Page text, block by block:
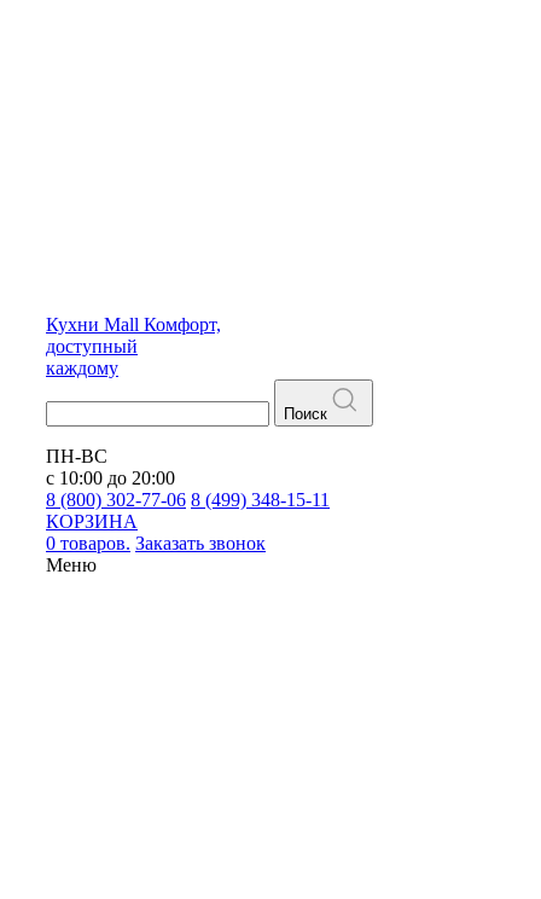
Кухни Mall Комфорт,
доступный
каждому
Поиск
ПН-ВС
с 10:00 до 20:00
8 (800) 302-77-06 8 (499) 348-15-11
КОРЗИНА
0 товаров. Заказать звонок
Меню